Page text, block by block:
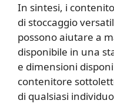
In sintesi, i
di stoccaggio
possono aiutare a
disponibile in una
e dimensioni
contenitore
di qualsiasi